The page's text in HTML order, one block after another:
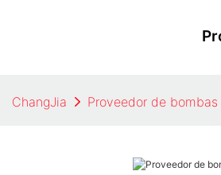
ChangJia Proveedor de